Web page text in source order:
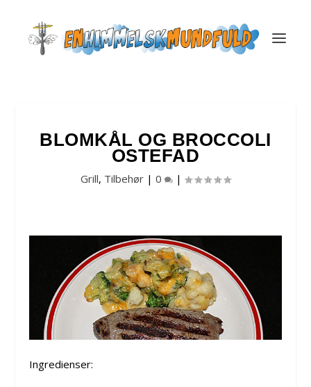
BLOMKÅL OG BROCCOLI
OSTEFAD
Grill, Tilbehør | 0 |
Ingredienser: